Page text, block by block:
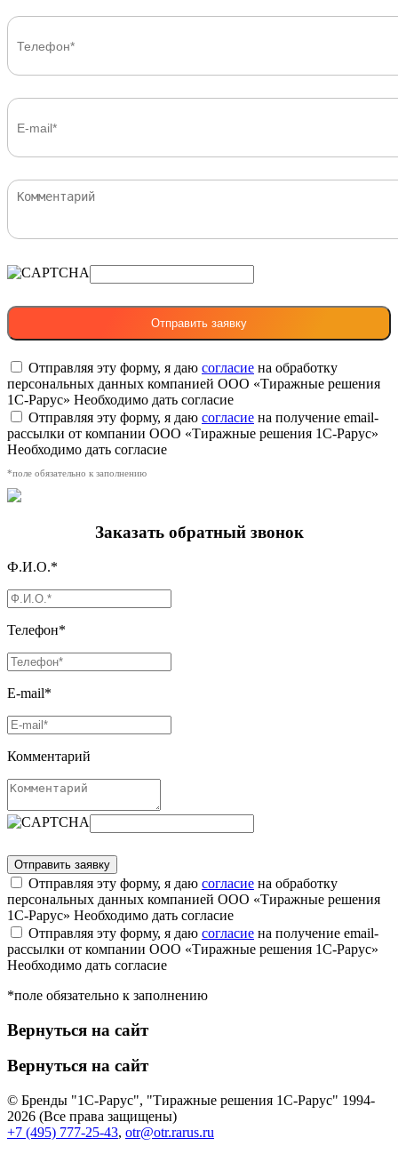
Отправляя эту форму, я даю согласие на обработку
персональных данных компанией ООО «Тиражные решения
1С-Рарус» Необходимо дать согласие
Отправляя эту форму, я даю согласие на получение email-
рассылки от компании ООО «Тиражные решения 1С-Рарус»
Необходимо дать согласие
*поле обязательно к заполнению
Заказать обратный звонок
Ф.И.О.*
Телефон*
E-mail*
Комментарий
Отправляя эту форму, я даю согласие на обработку
персональных данных компанией ООО «Тиражные решения
1С-Рарус» Необходимо дать согласие
Отправляя эту форму, я даю согласие на получение email-
рассылки от компании ООО «Тиражные решения 1С-Рарус»
Необходимо дать согласие
*поле обязательно к заполнению
Вернуться на сайт
Вернуться на сайт
© Бренды "1С-Рарус", "Тиражные решения 1С-Рарус" 1994-
2026 (Все права защищены)
+7 (495) 777-25-43, otr@otr.rarus.ru